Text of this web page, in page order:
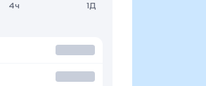
4ч 1Д